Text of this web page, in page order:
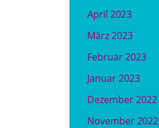
April 2023
März 2023
Februar 2023
Januar 2023
Dezember 2022
November 2022